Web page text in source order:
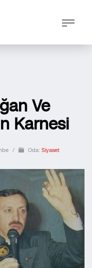
Ve
Karnesi
/ Oda: Siyaset